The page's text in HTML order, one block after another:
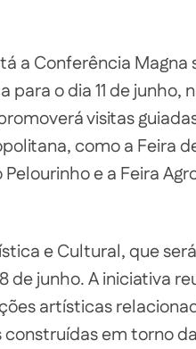
a Conferência Magna
o dia 11 de junho,
visitas
como a Feira
e a Feira
e Cultural, que
de junho. A iniciativa
artísticas
em torno